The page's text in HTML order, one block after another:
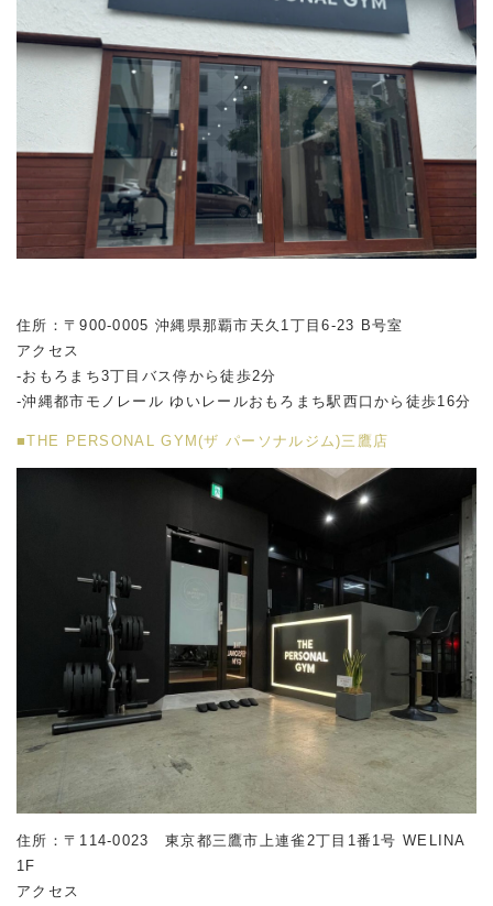
住所：〒900-0005 沖縄県那覇市天久1丁目6-23 B号室
アクセス
-おもろまち3丁目バス停から徒歩2分
-沖縄都市モノレール ゆいレールおもろまち駅西口から徒歩16分
■THE PERSONAL GYM(ザ パーソナルジム)三鷹店
住所：〒114-0023 東京都三鷹市上連雀2丁目1番1号 WELINA
1F
アクセス